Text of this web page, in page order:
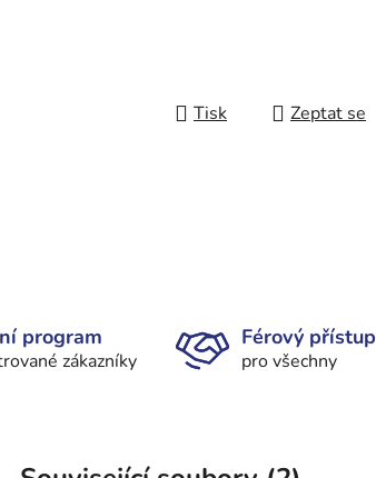
Tisk Zeptat se
program
zákazníky
Férový přístup
pro všechny